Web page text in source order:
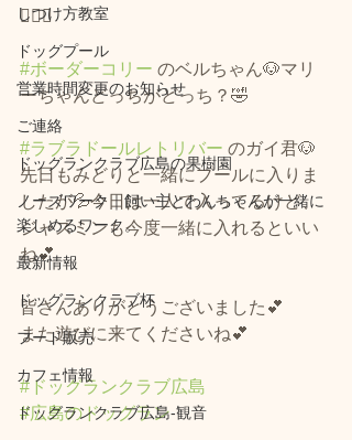
しつけ方教室
ドッグプール
営業時間変更のお知らせ
ご連絡
ドッグランクラブ広島の果樹園
ノーズワーク｜飼い主とわんちゃんが一緒に
楽しめるワーク。
最新情報
ドッグランクラブ杯
フード販売
カフェ情報
ドッグランクラブ広島‐観音
🏊‍♂️💕
#ボーダーコリー のベルちゃん🐶マリ
ーちゃんどっちがどっち？🤣
#ラブラドールレトリバー のガイ君🐶
先日もみどりと一緒にプールに入りま
したが💦今日は一人で入ってるけど、
ジャスミンも今度一緒に入れるといい
ね💕
皆さんありがとうございました💕
また遊びに来てくださいね💕
#ドッグランクラブ広島
#広島のドッグラン